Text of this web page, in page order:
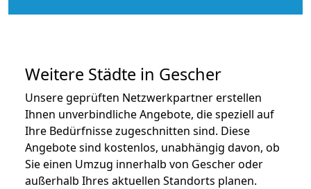
Weitere Städte in Gescher
Unsere geprüften Netzwerkpartner erstellen
Ihnen unverbindliche Angebote, die speziell auf
Ihre Bedürfnisse zugeschnitten sind. Diese
Angebote sind kostenlos, unabhängig davon, ob
Sie einen Umzug innerhalb von Gescher oder
außerhalb Ihres aktuellen Standorts planen.